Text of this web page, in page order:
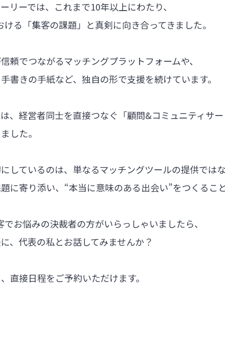
リーでは、これまで10年以上にわたり、
る「集客の課題」と真剣に向き合ってきました。
頼でつながるマッチングプラットフォームや、
書きの手紙など、独自の形で支援を続けています。
、経営者同士を直接つなぐ「顧問&コミュニティサ
した。
しているのは、単なるマッチングツールの提供では
に寄り添い、“本当に意味のある出会い”をつくるこ
お悩みの決裁者の方がいらっしゃいましたら、
、代表の私とお話してみませんか？
直接日程をご予約いただけます。